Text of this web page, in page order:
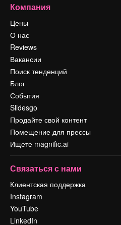
Компания
Цены
О нас
Reviews
Вакансии
Поиск тенденций
Блог
События
Slidesgo
Продайте свой контент
Помещение для прессы
Ищете magnific.ai
Связаться с нами
Клиентская поддержка
Instagram
YouTube
LinkedIn